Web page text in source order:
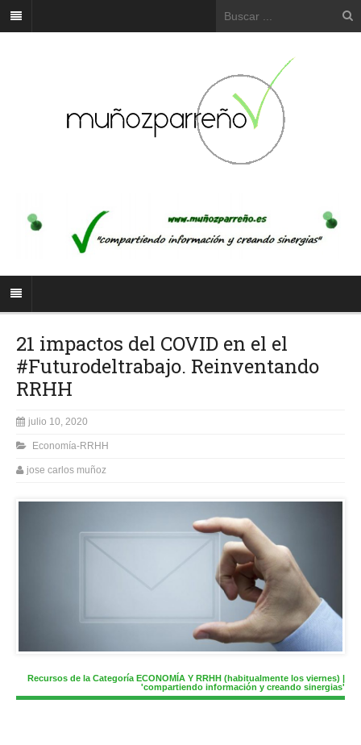
21 impactos del COVID en el el
#Futurodeltrabajo. Reinventando
RRHH
julio 10, 2020
Economía-RRHH
jose carlos muñoz
Recursos de la Categoría ECONOMÍA Y RRHH (habitualmente los viernes) |
'compartiendo información y creando sinergias'